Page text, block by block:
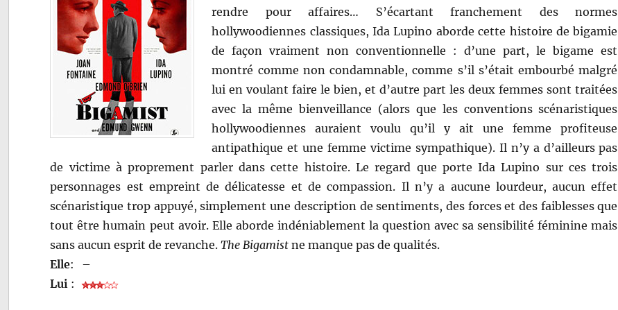
rendre pour affaires… S’écartant franchement des normes
hollywoodiennes classiques, Ida Lupino aborde cette histoire de bigamie
de façon vraiment non conventionnelle : d’une part, le bigame est
montré comme non condamnable, comme s’il s’était embourbé malgré
lui en voulant faire le bien, et d’autre part les deux femmes sont traitées
avec la même bienveillance (alors que les conventions scénaristiques
hollywoodiennes auraient voulu qu’il y ait une femme profiteuse
antipathique et une femme victime sympathique). Il n’y a d’ailleurs pas
de victime à proprement parler dans cette histoire. Le regard que porte Ida Lupino sur ces trois
personnages est empreint de délicatesse et de compassion. Il n’y a aucune lourdeur, aucun effet
scénaristique trop appuyé, simplement une description de sentiments, des forces et des faiblesses que
tout être humain peut avoir. Elle aborde indéniablement la question avec sa sensibilité féminine mais
sans aucun esprit de revanche.The Bigamist ne manque pas de qualités.
Elle:
–
Lui :